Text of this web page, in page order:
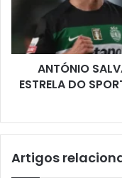
ANTÓNIO
ESTRELA DO
Artigos